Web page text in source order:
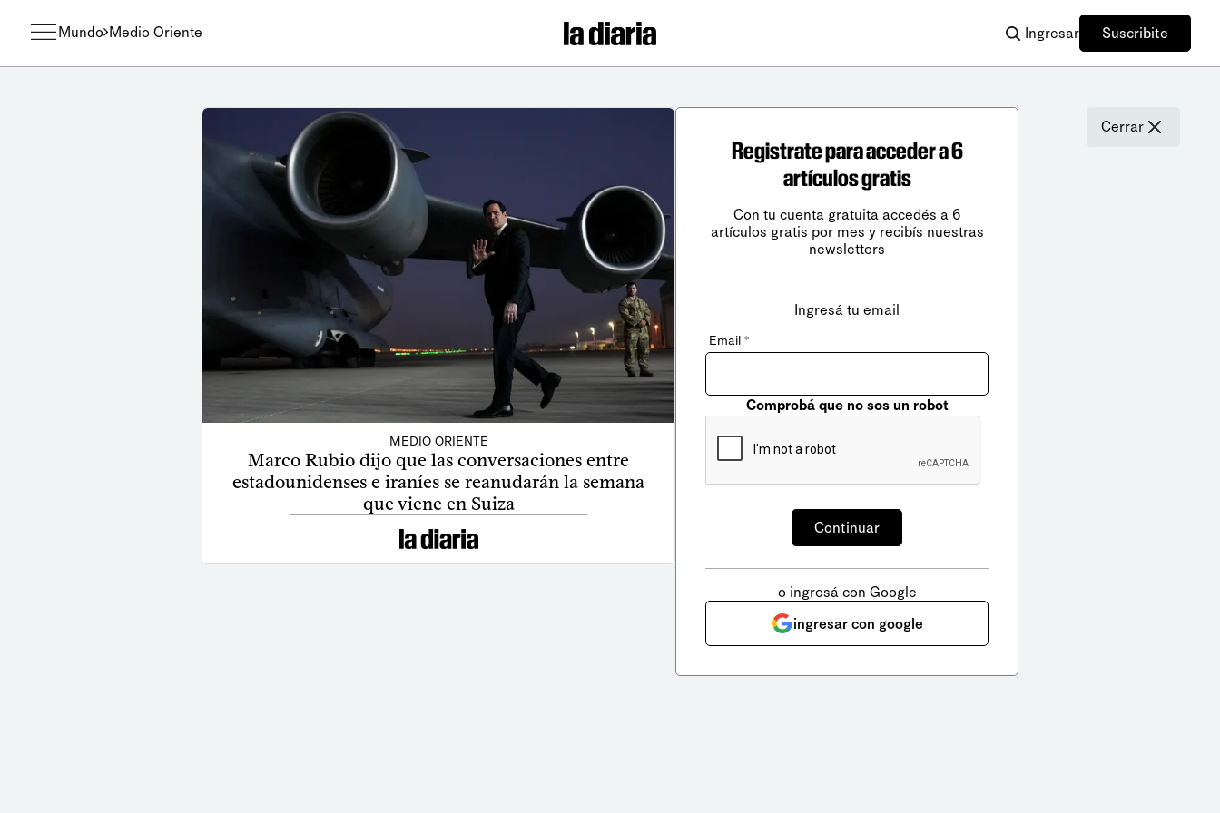
Mundo Medio Oriente Ingresar Suscribite
MEDIO ORIENTE
Marco Rubio dijo que las conversaciones entre
estadounidenses e iraníes se reanudarán la semana
que viene en Suiza
Cerrar
Registrate para acceder a 6
artículos gratis
Con tu cuenta gratuita accedés a 6
artículos gratis por mes y recibís nuestras
newsletters
Ingresá tu email
Email *
Comprobá que no sos un robot
o ingresá con Google
ingresar con google